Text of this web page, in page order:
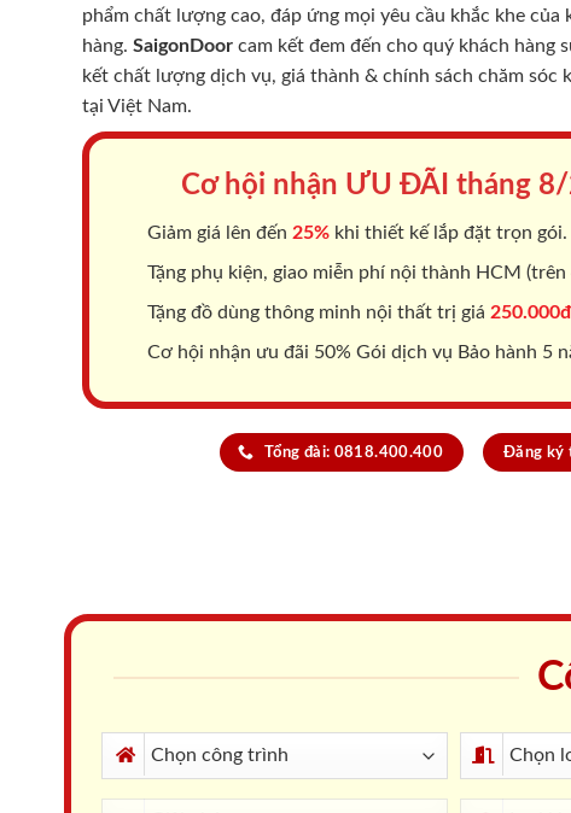
phẩm chất lượng cao, đáp ứng mọi yêu cầu khắc khe của
hàng. SaigonDoor cam kết đem đến cho quý khách hàng
kết chất lượng dịch vụ, giá thành & chính sách chăm sóc
tại Việt Nam.
Cơ hội nhận ƯU ĐÃI tháng 8/
Giảm giá lên đến 25% khi thiết kế lắp đặt trọn gói.
Tặng phụ kiện, giao miễn phí nội thành HCM (trên
Tặng đồ dùng thông minh nội thất trị giá
Cơ hội nhận ưu đãi 50% Gói dịch vụ Bảo hành 5
Tổng đài: 0818.400.400 Đăng ký